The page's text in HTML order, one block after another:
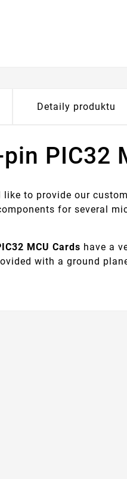
Detaily produktu
PIC32
like to provide our
for several
MCU Cards have a
with a ground